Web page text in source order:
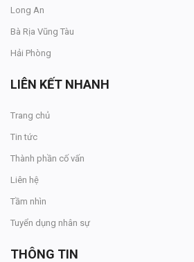
Long An
Bà Rịa Vũng Tàu
Hải Phòng
LIÊN KẾT NHANH
Trang chủ
Tin tức
Thành phần cố vấn
Liên hệ
Tầm nhìn
Tuyển dụng nhân sự
THÔNG TIN